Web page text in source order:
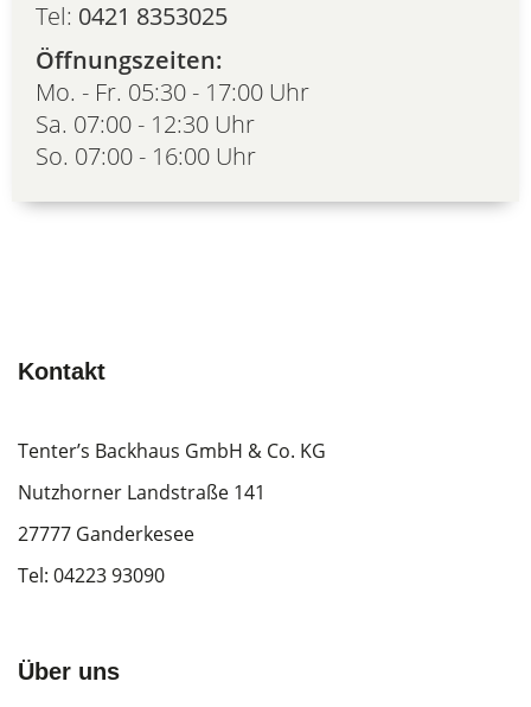
Tel: 0421 8353025
Öffnungszeiten:
Mo. - Fr. 05:30 - 17:00 Uhr
Sa. 07:00 - 12:30 Uhr
So. 07:00 - 16:00 Uhr
Kontakt
Tenter’s Backhaus GmbH & Co. KG
Nutzhorner Landstraße 141
27777 Ganderkesee
Tel: 04223 93090
Über uns